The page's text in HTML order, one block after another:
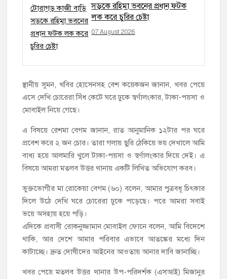
সড়কে রহিমা ভবনের প্রধান ফটক
লক করে চুরির চেষ্টা
07 August 2026
স্থানীয় সুমন, খবির হোসেনসহ বেশ কয়েকজন জানান, খবর পেয়ে
এসে দেখি চোরেরা সিঁধ কেটে ঘরে ঢুকে স্বর্ণালংকার, টাকা-পয়সা ও
মোবাইল নিয়ে গেছে।
এ বিষয়ে রেশমা বেগম জানান, রাত আনুমানিক ১২টার পর ঘরে
প্রবেশ করে ২ জন চোর। তারা গলায় ছুরি ঠেকিয়ে ভয় দেখালে আমি
বাধ্য হয়ে আলমারি খুলে টাকা-পয়সা ও স্বর্ণালংকার দিয়ে দেই। এ
বিষয়ে আমরা মতলব উত্তর থানায় একটি লিখিত অভিযোগ করব।
ভুক্তভোগীর মা রোকেয়া বেগম (৬০) বলেন, আমার পুত্রবধূ চিৎকার
দিলে উঠে দেখি ঘরে চোরেরা ঢুকে পড়েছে। পরে আমরা সবাই
ভয়ে অসহায় হয়ে পড়ি।
এদিকে প্রবাসী রোকনুজ্জামান মোবাইল ফোনে বলেন, আমি বিদেশে
থাকি, আর দেশে আমার পরিবার এভাবে আতঙ্কের মধ্যে দিন
কাটাচ্ছে। দ্রুত দোষীদের আইনের আওতায় আনার দাবি জানাচ্ছি।
খবর পেয়ে মতলব উত্তর থানার উপ-পরিদর্শক (এসআই) মিজানুর